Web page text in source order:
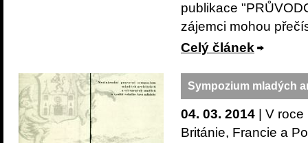
publikace
zájemci mohou
Celý článek
Sympozium mladých
04. 03. 2014 | V
Británie, Francie a